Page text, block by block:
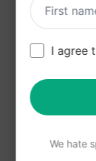
Você
Instale o
I agree
We hate